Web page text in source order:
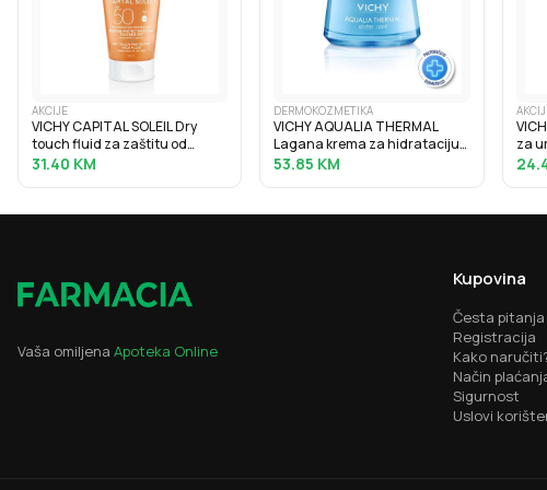
AKCIJE
VICHY CAPITAL SOLEIL Dry
touch fluid za zaštitu od
sunca protiv masnoga sjaja
31.40 KM
DERMOKOZMETIKA
VICHY AQUALIA THERMAL
Lagana krema za hidrataciju
kože s hijaluronskom kiselinom,
53.85 KM
za
Vaša omiljena Apoteka Online
Kupovina
Česta pitanja
Registracija
Kako
Način
Sigurnost
Uslovi